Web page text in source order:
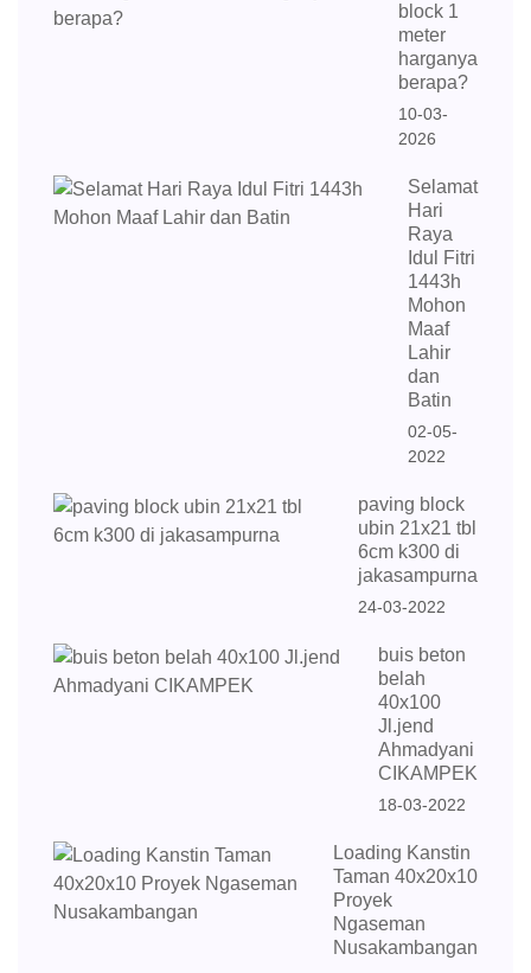
block 1
meter
harganya
berapa?
10-03-
2026
Selamat
Hari
Raya
Idul Fitri
1443h
Mohon
Maaf
Lahir
dan
Batin
02-05-
2022
paving block
ubin 21x21 tbl
6cm k300 di
jakasampurna
24-03-2022
buis beton
belah
40x100
Jl.jend
Ahmadyani
CIKAMPEK
18-03-2022
Loading Kanstin
Taman 40x20x10
Proyek
Ngaseman
Nusakambangan